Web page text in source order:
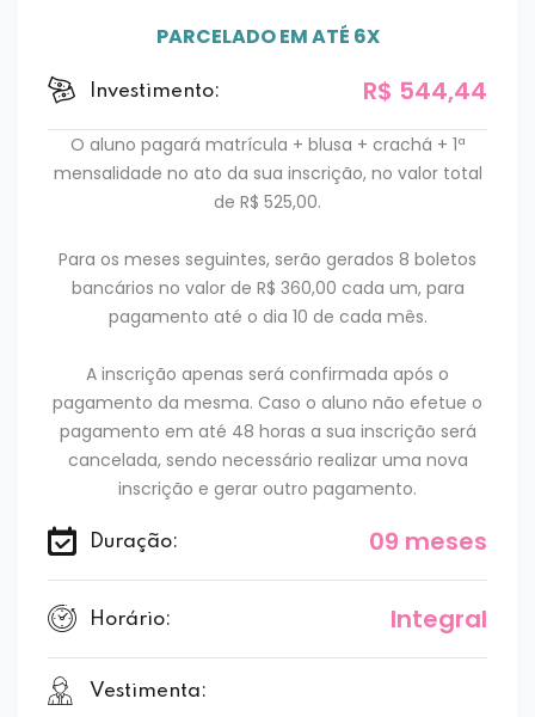
PARCELADO EM ATÉ 6X
Investimento: R$ 544,44
O aluno pagará matrícula + blusa + crachá + 1ª
mensalidade no ato da sua inscrição, no valor total
de R$ 525,00.
Para os meses seguintes, serão gerados 8 boletos
bancários no valor de R$ 360,00 cada um, para
pagamento até o dia 10 de cada mês.
A inscrição apenas será confirmada após o
pagamento da mesma. Caso o aluno não efetue o
pagamento em até 48 horas a sua inscrição será
cancelada, sendo necessário realizar uma nova
inscrição e gerar outro pagamento.
Duração: 09 meses
Horário: Integral
Vestimenta: